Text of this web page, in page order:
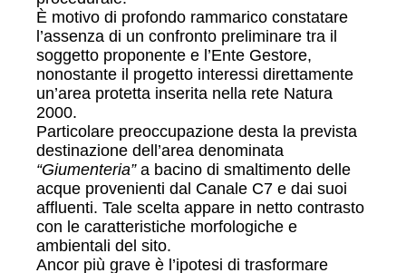
È motivo di profondo rammarico constatare
l’assenza di un confronto preliminare tra il
soggetto proponente e l’Ente Gestore,
nonostante il progetto interessi direttamente
un’area protetta inserita nella rete Natura
2000.
Particolare preoccupazione desta la prevista
destinazione dell’area denominata
“Giumenteria”a bacino di smaltimento delle
acque provenienti dal Canale C7 e dai suoi
affluenti. Tale scelta appare in netto contrasto
con le caratteristiche morfologiche e
ambientali del sito.
Ancor più grave è l’ipotesi di trasformare